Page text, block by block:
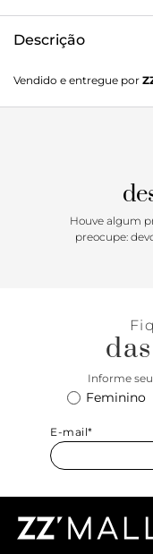
Descrição
com formato
Possui solado
sobre os dedos e a
Vendido e entregue por
Houve algum
preocupe:
Informe
Feminino
E-mail*